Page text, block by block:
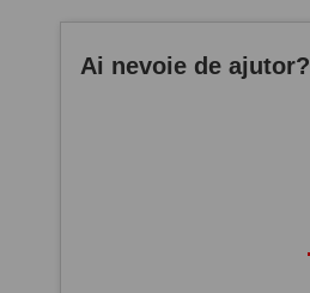
Ai nevoie de